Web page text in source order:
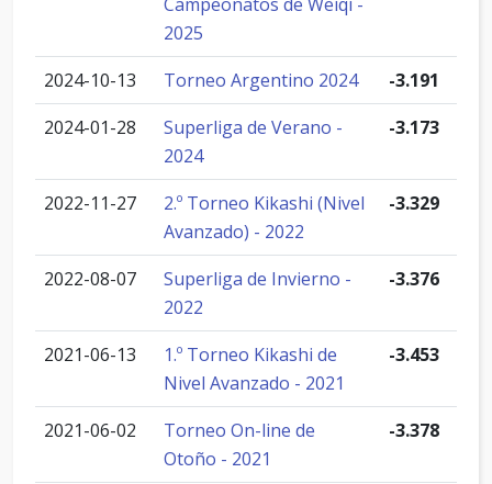
2025
2024-10-13 Torneo Argentino 2024
-3.191
2024-01-28
Superliga de Verano -
2024
-3.173
2022-11-27
2.º Torneo Kikashi (Nivel
Avanzado) - 2022
-3.329
2022-08-07
Superliga de Invierno -
2022
-3.376
2021-06-13
1.º Torneo Kikashi de
Nivel Avanzado - 2021
-3.453
2021-06-02
Torneo On-line de
Otoño - 2021
-3.378